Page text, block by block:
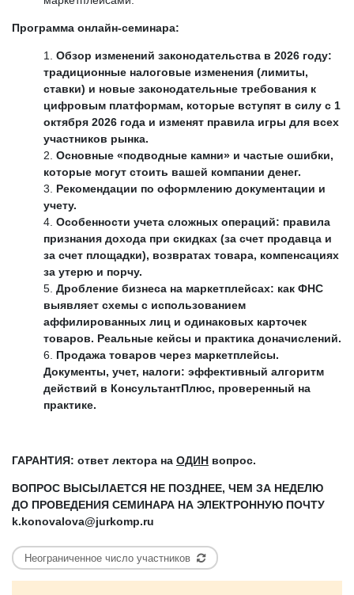
Программа онлайн-семинара:
Обзор изменений законодательства в 2026 году:
традиционные налоговые изменения (лимиты,
ставки) и новые законодательные требования к
цифровым платформам, которые вступят в силу с 1
октября 2026 года и изменят правила игры для всех
участников рынка.
Основные «подводные камни» и частые ошибки,
которые могут стоить вашей компании денег.
Рекомендации по оформлению документации и
учету.
Особенности учета сложных операций: правила
признания дохода при скидках (за счет продавца и
за счет площадки), возвратах товара, компенсациях
за утерю и порчу.
Дробление бизнеса на маркетплейсах: как ФНС
выявляет схемы с использованием
аффилированных лиц и одинаковых карточек
товаров. Реальные кейсы и практика доначислений.
Продажа товаров через маркетплейсы.
Документы, учет, налоги: эффективный алгоритм
действий в КонсультантПлюс, проверенный на
практике.
ГАРАНТИЯ: ответ лектора на ОДИН вопрос.
ВОПРОС ВЫСЫЛАЕТСЯ НЕ ПОЗДНЕЕ, ЧЕМ ЗА НЕДЕЛЮ
ДО ПРОВЕДЕНИЯ СЕМИНАРА НА ЭЛЕКТРОННУЮ ПОЧТУ
k.konovalova@jurkomp.ru
Неограниченное число участников